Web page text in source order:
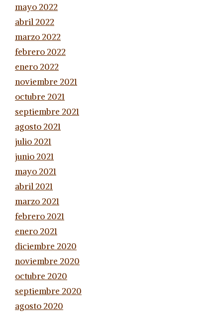
mayo 2022
abril 2022
marzo 2022
febrero 2022
enero 2022
noviembre 2021
octubre 2021
septiembre 2021
agosto 2021
julio 2021
junio 2021
mayo 2021
abril 2021
marzo 2021
febrero 2021
enero 2021
diciembre 2020
noviembre 2020
octubre 2020
septiembre 2020
agosto 2020